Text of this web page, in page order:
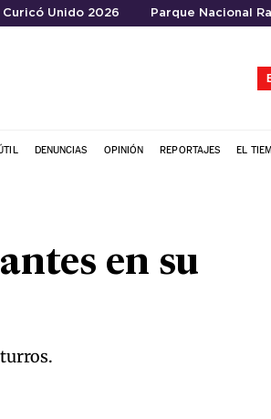
Curicó Unido 2026 Parque Nacional
DENUNCIAS OPINIÓN REPORTAJES EL
en su